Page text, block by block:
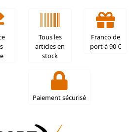
Tous les
articles en
stock
Franco de
port à 90 €
Paiement sécurisé